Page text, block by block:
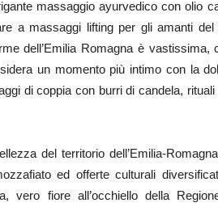
massaggio ayurvedico con olio
a massaggi lifting per gli amanti del
dell’Emilia Romagna è vastissima,
un momento più intimo con la
di coppia con burri di candela, rituali
del territorio dell’Emilia-
ed offerte culturali
vero fiore all’occhiello della